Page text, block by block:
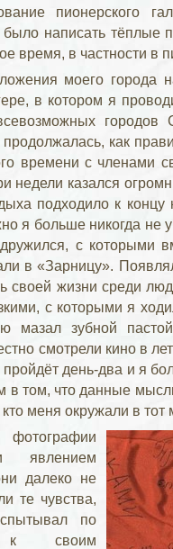
пионерского
написать тёплые
время, в частности в
моего города
в котором я
городов
как
времени с членами
недели казался
подходило к
я больше никогда не
с которыми
в «Зарницу».
своей жизни среди
с которыми я
мазал зубной
смотрели кино в
день-два и я
в том, что данные
кто меня окружали в тот
явлением
далеко не
те чувства,
по
к своим